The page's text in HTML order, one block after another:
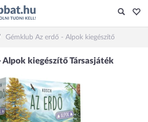
Gémklub Az erdő - Alpok kiegészítő